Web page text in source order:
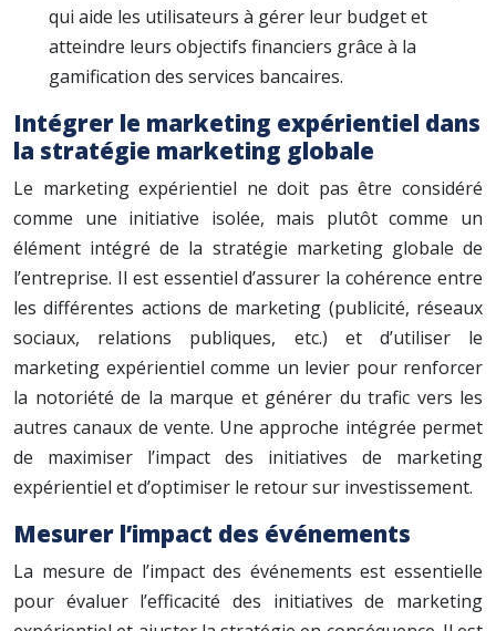
qui aide les utilisateurs à gérer leur budget et
atteindre leurs objectifs financiers grâce à la
gamification des services bancaires.
Intégrer le marketing expérientiel dans
la stratégie marketing globale
Le marketing expérientiel ne doit pas être considéré
comme une initiative isolée, mais plutôt comme un
élément intégré de la stratégie marketing globale de
l’entreprise. Il est essentiel d’assurer la cohérence entre
les différentes actions de marketing (publicité, réseaux
sociaux, relations publiques, etc.) et d’utiliser le
marketing expérientiel comme un levier pour renforcer
la notoriété de la marque et générer du trafic vers les
autres canaux de vente. Une approche intégrée permet
de maximiser l’impact des initiatives de marketing
expérientiel et d’optimiser le retour sur investissement.
Mesurer l’impact des événements
La mesure de l’impact des événements est essentielle
pour évaluer l’efficacité des initiatives de marketing